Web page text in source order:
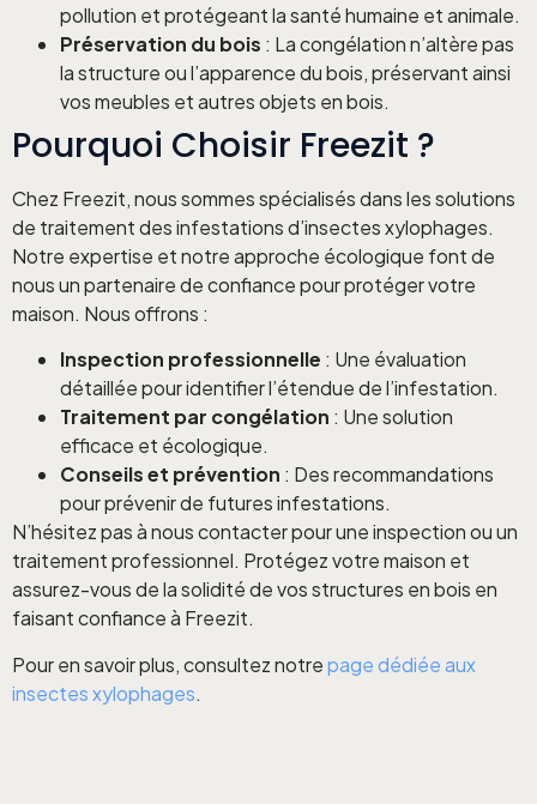
pollution et protégeant la santé humaine et animale.
Préservation du bois : La congélation n’altère pas
la structure ou l’apparence du bois, préservant ainsi
vos meubles et autres objets en bois.
Pourquoi Choisir Freezit ?
Chez Freezit, nous sommes spécialisés dans les solutions
de traitement des infestations d’insectes xylophages.
Notre expertise et notre approche écologique font de
nous un partenaire de confiance pour protéger votre
maison. Nous offrons :
Inspection professionnelle : Une évaluation
détaillée pour identifier l’étendue de l’infestation.
Traitement par congélation : Une solution
efficace et écologique.
Conseils et prévention : Des recommandations
pour prévenir de futures infestations.
N’hésitez pas à nous contacter pour une inspection ou un
traitement professionnel. Protégez votre maison et
assurez-vous de la solidité de vos structures en bois en
faisant confiance à Freezit.
Pour en savoir plus, consultez notrepage dédiée aux
insectes xylophages.